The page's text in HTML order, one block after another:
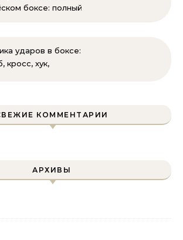
боксе: полный
ударов в боксе:
кросс, хук,
КОММЕНТАРИИ
АРХИВЫ